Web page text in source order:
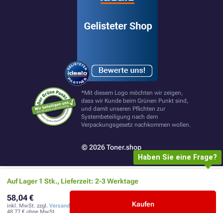
Auf Lager 1 Stk., Lieferzeit: 2-3 Werktage
58,04 €
inkl. MwSt. zzgl.Versand
Kaufen
*Mit diesem Logo möchten wir zeigen,
dass wir Kunde beim Grünen Punkt sind,
und damit unseren Pflichten zur
Systembeteiligung nach dem
Verpackungsgesetz nachkommen wollen.
© 2026 Toner.shop
Haben Sie eine Frage?